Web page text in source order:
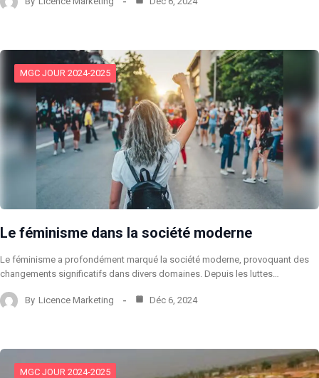
MGC JOUR 2024-2025
Le féminisme dans la société moderne
Le féminisme a profondément marqué la société moderne, provoquant des
changements significatifs dans divers domaines. Depuis les luttes…
By Licence Marketing Déc 6, 2024
MGC JOUR 2024-2025